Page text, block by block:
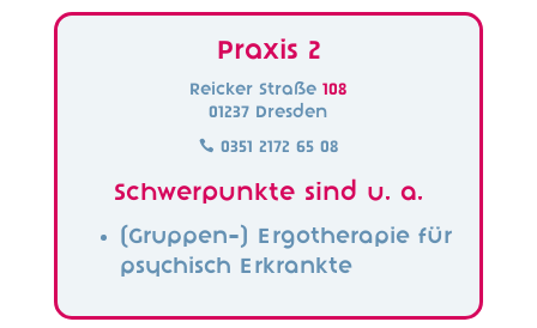
Praxis 2
Reicker Straße 108
01237 Dresden
 0351 2172 65 08
Schwerpunkte sind u. a.
(Gruppen-) Ergotherapie für
psychisch Erkrankte